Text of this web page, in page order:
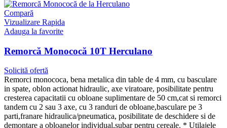
Compară
Vizualizare Rapida
Adauga la favorite
Remorcă Monococă 10T Herculano
Solicită ofertă
Remorci monococa, bena metalica din table de 4 mm, cu basculare
in spate, oblon actionat hidraulic, axe viratoare, posibilitate pentru
cresterea capacitatii cu obloane suplimentare de 50 cm,cat si remorci
tandem cu 2 sau 3 axe, cu 3 randuri de obloane,basculare pe 3
parti,franare hidraulica/pneumatica, posibilitate de deschidere si de
demontare a obloanelor individual,subar pentru cereale. * Utilajele